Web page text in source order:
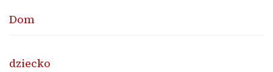
Dom
dziecko